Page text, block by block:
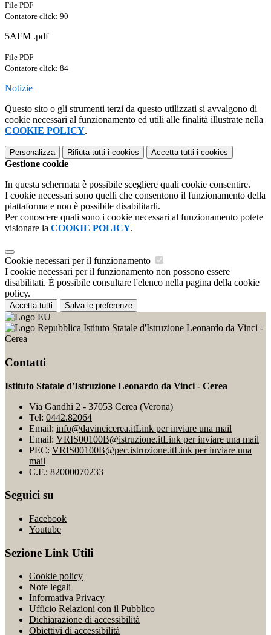
File PDF
Contatore click: 90
5AFM .pdf
File PDF
Contatore click: 84
Notizie
Questo sito o gli strumenti terzi da questo utilizzati si avvalgono di
cookie necessari al funzionamento ed utili alle finalità illustrate nella
COOKIE POLICY.
Personalizza Rifiuta tutti i cookies Accetta tutti i cookies
Gestione cookie
In questa schermata è possibile scegliere quali cookie consentire.
I cookie necessari sono quelli che consentono il funzionamento della
piattaforma e non è possibile disabilitarli.
Per conoscere quali sono i cookie necessari al funzionamento potete
visionare la COOKIE POLICY.
Cookie necessari per il funzionamento
I cookie necessari per il funzionamento non possono essere
disabilitati. È possibile consultare l'elenco nella pagina della cookie
policy.
Accetta tutti Salva le preferenze
Istituto Statale d'Istruzione Leonardo da Vinci -
Cerea
Contatti
Istituto Statale d'Istruzione Leonardo da Vinci - Cerea
Via Gandhi 2 - 37053 Cerea (Verona)
Tel: 0442.82064
Email: info@davincicerea.itLink per inviare una mail
Email: VRIS00100B@istruzione.itLink per inviare una mail
PEC: VRIS00100B@pec.istruzione.itLink per inviare una
mail
C.F.: 82000070233
Seguici su
Facebook
Youtube
Sezione Link Utili
Cookie policy
Note legali
Informativa Privacy
Ufficio Relazioni con il Pubblico
Dichiarazione di accessibilità
Obiettivi di accessibilità